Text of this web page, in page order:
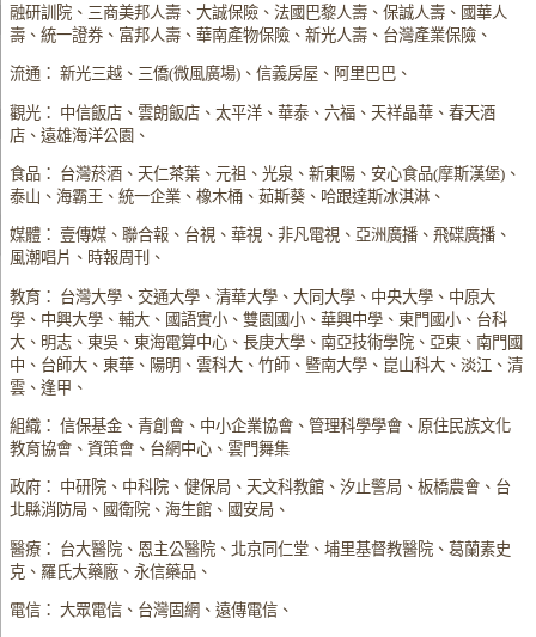
融研訓院、三商美邦人壽、大誠保險、法國巴黎人壽、保誠人壽、國華人
壽、統一證券、富邦人壽、華南產物保險、新光人壽、台灣產業保險、
流通： 新光三越、三僑(微風廣場)、信義房屋、阿里巴巴、
觀光： 中信飯店、雲朗飯店、太平洋、華泰、六福、天祥晶華、春天酒
店、遠雄海洋公園、
食品： 台灣菸酒、天仁茶葉、元祖、光泉、新東陽、安心食品(摩斯漢堡)、
泰山、海霸王、統一企業、橡木桶、茹斯葵、哈跟達斯冰淇淋、
媒體： 壹傳媒、聯合報、台視、華視、非凡電視、亞洲廣播、飛碟廣播、
風潮唱片、時報周刊、
教育： 台灣大學、交通大學、清華大學、大同大學、中央大學、中原大
學、中興大學、輔大、國語實小、雙園國小、華興中學、東門國小、台科
大、明志、東吳、東海電算中心、長庚大學、南亞技術學院、亞東、南門國
中、台師大、東華、陽明、雲科大、竹師、暨南大學、崑山科大、淡江、清
雲、逢甲、
組織： 信保基金、青創會、中小企業協會、管理科學學會、原住民族文化
教育協會、資策會、台網中心、雲門舞集
政府： 中研院、中科院、健保局、天文科教館、汐止警局、板橋農會、台
北縣消防局、國衛院、海生館、國安局、
醫療： 台大醫院、恩主公醫院、北京同仁堂、埔里基督教醫院、葛蘭素史
克、羅氏大藥廠、永信藥品、
電信： 大眾電信、台灣固網、遠傳電信、